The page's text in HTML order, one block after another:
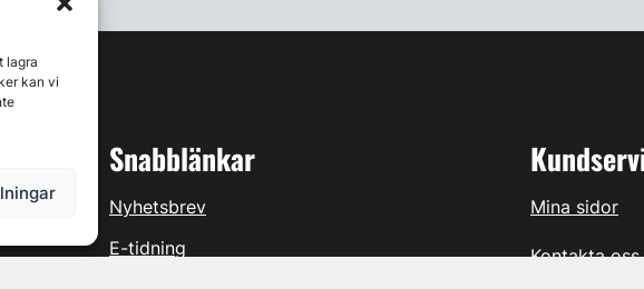
lagra
kan vi
Snabblänkar
Nyhetsbrev
E-tidning
Mina sidor
Kontakta oss